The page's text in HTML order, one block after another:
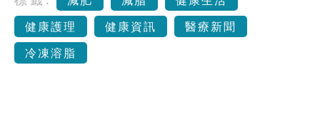
健康護理
健康資訊
醫療新聞
冷凍溶脂